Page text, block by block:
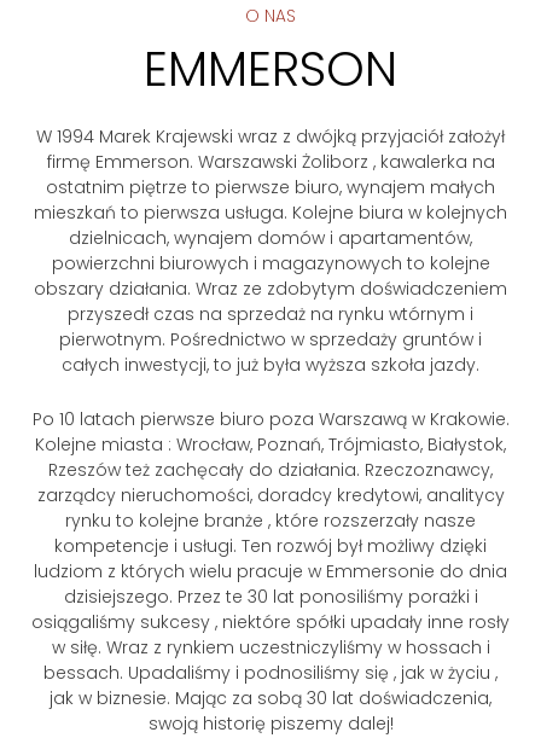
O NAS
EMMERSON
W 1994 Marek Krajewski wraz z dwójką przyjaciół założył
firmę Emmerson. Warszawski Żoliborz , kawalerka na
ostatnim piętrze to pierwsze biuro, wynajem małych
mieszkań to pierwsza usługa. Kolejne biura w kolejnych
dzielnicach, wynajem domów i apartamentów,
powierzchni biurowych i magazynowych to kolejne
obszary działania. Wraz ze zdobytym doświadczeniem
przyszedł czas na sprzedaż na rynku wtórnym i
pierwotnym. Pośrednictwo w sprzedaży gruntów i
całych inwestycji, to już była wyższa szkoła jazdy.
Po 10 latach pierwsze biuro poza Warszawą w Krakowie.
Kolejne miasta : Wrocław, Poznań, Trójmiasto, Białystok,
Rzeszów też zachęcały do działania. Rzeczoznawcy,
zarządcy nieruchomości, doradcy kredytowi, analitycy
rynku to kolejne branże , które rozszerzały nasze
kompetencje i usługi. Ten rozwój był możliwy dzięki
ludziom z których wielu pracuje w Emmersonie do dnia
dzisiejszego. Przez te 30 lat ponosiliśmy porażki i
osiągaliśmy sukcesy , niektóre spółki upadały inne rosły
w siłę. Wraz z rynkiem uczestniczyliśmy w hossach i
bessach. Upadaliśmy i podnosiliśmy się , jak w życiu ,
jak w biznesie. Mając za sobą 30 lat doświadczenia,
swoją historię piszemy dalej!